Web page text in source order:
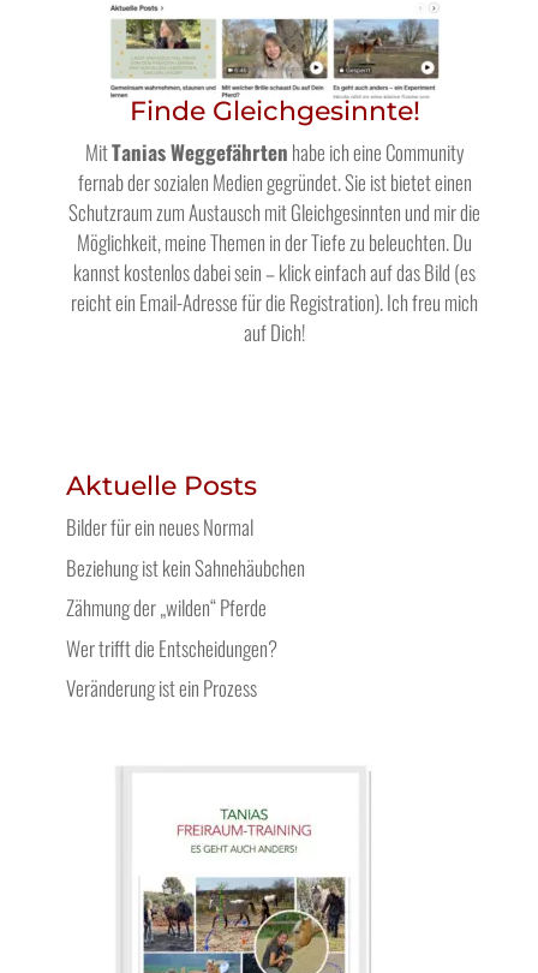
Finde Gleichgesinnte!
MitTanias Weggefährten habe ich eine Community
fernab der sozialen Medien gegründet. Sie ist bietet einen
Schutzraum zum Austausch mit Gleichgesinnten und mir die
Möglichkeit, meine Themen in der Tiefe zu beleuchten. Du
kannst kostenlos dabei sein – klick einfach auf das Bild (es
reicht ein Email-Adresse für die Registration). Ich freu mich
auf Dich!
Aktuelle Posts
Bilder für ein neues Normal
Beziehung ist kein Sahnehäubchen
Zähmung der „wilden“ Pferde
Wer trifft die Entscheidungen?
Veränderung ist ein Prozess